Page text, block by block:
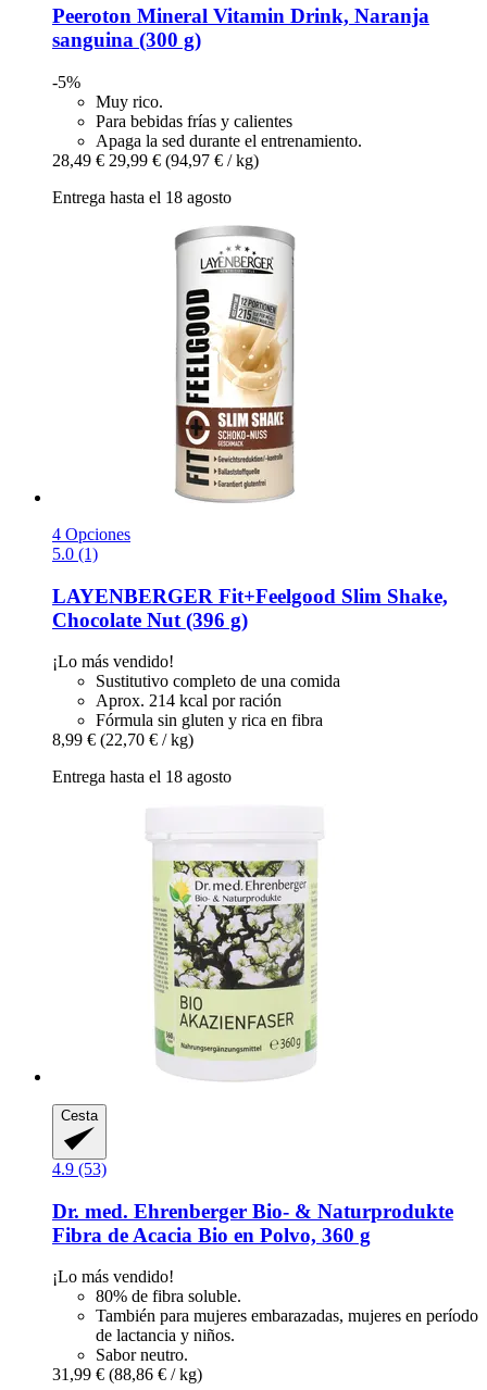
Peeroton Mineral Vitamin Drink, Naranja
sanguina (300 g)
-5%
Muy rico.
Para bebidas frías y calientes
Apaga la sed durante el entrenamiento.
28,49 € 29,99 € (94,97 € / kg)
Entrega hasta el 18 agosto
4 Opciones
5.0 (1)
LAYENBERGER Fit+Feelgood Slim Shake,
Chocolate Nut (396 g)
¡Lo más vendido!
Sustitutivo completo de una comida
Aprox. 214 kcal por ración
Fórmula sin gluten y rica en fibra
8,99 € (22,70 € / kg)
Entrega hasta el 18 agosto
Cesta
4.9 (53)
Dr. med. Ehrenberger Bio- & Naturprodukte
Fibra de Acacia Bio en Polvo, 360 g
¡Lo más vendido!
80% de fibra soluble.
También para mujeres embarazadas, mujeres en período
de lactancia y niños.
Sabor neutro.
31,99 € (88,86 € / kg)